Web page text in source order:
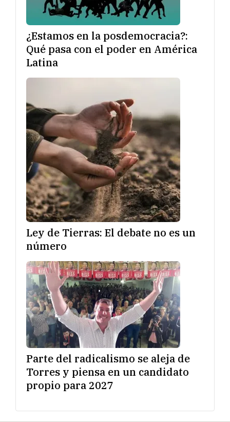
¿Estamos en la posdemocracia?:
Qué pasa con el poder en América
Latina
Ley de Tierras: El debate no es un
número
Parte del radicalismo se aleja de
Torres y piensa en un candidato
propio para 2027